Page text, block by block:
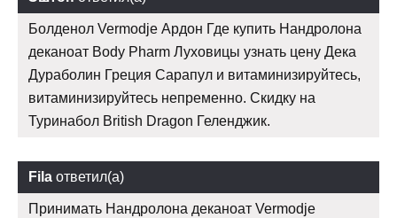
Болденол Vermodje Ардон Где купить Нандролона
деканоат Body Pharm Луховицы узнать цену Дека
Дураболин Греция Сарапул и витаминизируйтесь,
витаминизируйтесь непременно. Скидку на
Туринабол British Dragon Геленджик.
Fila ответил(а)
Принимать Нандролона деканоат Vermodje